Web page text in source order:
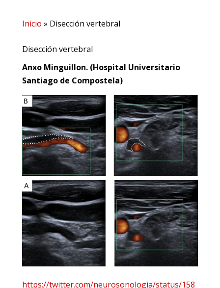
Inicio » Disección vertebral
Disección vertebral
Anxo Minguillon. (Hospital Universitario
Santiago de Compostela)
https://twitter.com/neurosonologia/status/158